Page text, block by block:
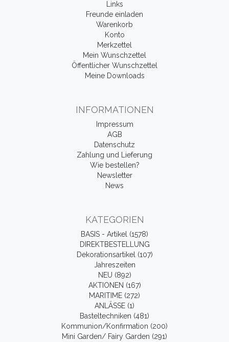
Links
Freunde einladen
Warenkorb
Konto
Merkzettel
Mein Wunschzettel
Öffentlicher Wunschzettel
Meine Downloads
INFORMATIONEN
Impressum
AGB
Datenschutz
Zahlung und Lieferung
Wie bestellen?
Newsletter
News
KATEGORIEN
BASIS - Artikel (1578)
DIREKTBESTELLUNG
Dekorationsartikel (107)
Jahreszeiten
NEU (892)
AKTIONEN (167)
MARITIME (272)
ANLÄSSE (1)
Basteltechniken (481)
Kommunion/Konfirmation (200)
Mini Garden/ Fairy Garden (291)